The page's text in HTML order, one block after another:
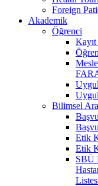
Foreign
Akademik
Öğrenci
Bilimsel
Etik
Etik
SBÜ